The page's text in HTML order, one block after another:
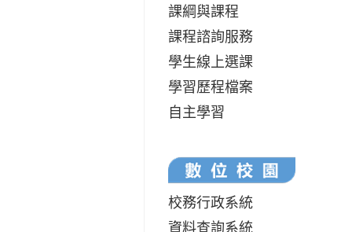
課綱與課程
課程諮詢服務
學生線上選課
學習歷程檔案
自主學習
校務行政系統
資料查詢系統